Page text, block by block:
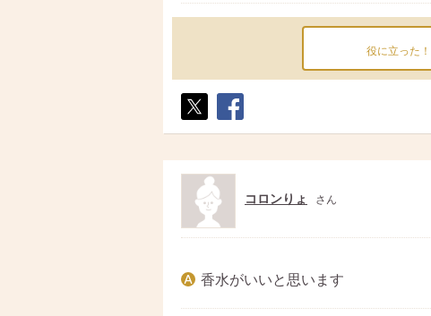
役に立った！
ト
ア
コロンりょ さん
香水がいいと思います